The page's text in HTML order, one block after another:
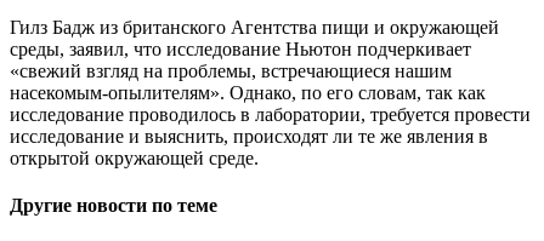
Гилз Бадж из британского Агентства пищи и окружающей
среды, заявил, что исследование Ньютон подчеркивает
«свежий взгляд на проблемы, встречающиеся нашим
насекомым-опылителям». Однако, по его словам, так как
исследование проводилось в лаборатории, требуется провести
исследование и выяснить, происходят ли те же явления в
открытой окружающей среде.
Другие новости по теме